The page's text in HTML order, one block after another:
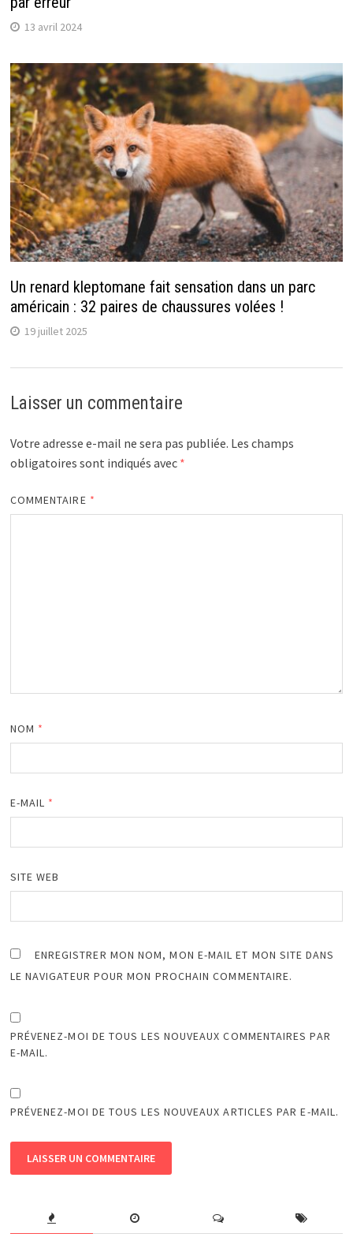
13 avril 2024
Un renard kleptomane fait sensation dans un parc
américain : 32 paires de chaussures volées !
19 juillet 2025
Laisser un commentaire
Votre adresse e-mail ne sera pas publiée. Les champs
obligatoires sont indiqués avec *
COMMENTAIRE *
NOM *
E-MAIL *
SITE WEB
ENREGISTRER MON NOM, MON E-MAIL ET MON SITE DANS
LE NAVIGATEUR POUR MON PROCHAIN COMMENTAIRE.
PRÉVENEZ-MOI DE TOUS LES NOUVEAUX COMMENTAIRES PAR
E-MAIL.
PRÉVENEZ-MOI DE TOUS LES NOUVEAUX ARTICLES PAR E-MAIL.